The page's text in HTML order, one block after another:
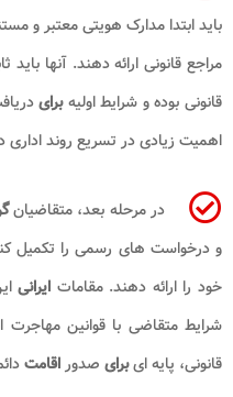
باید ابتدا مدارک هویتی معتبر و
مراجع قانونی ارائه دهند. آنها
قانونی بوده و شرایط اولیهبرای
اهمیت زیادی در تسریع روند اداری
در مرحله بعد، متقاضیان
و درخواست های رسمی را تکمیل
خود را ارائه دهند. مقامات ایرانی
شرایط متقاضی با قوانین
قانونی، پایه ایبرای صدوراقامت